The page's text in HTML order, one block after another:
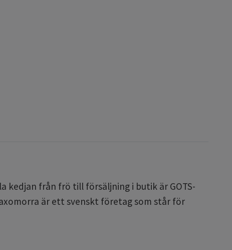
kedjan från frö till försäljning i butik är GOTS-
är ett svenskt företag som står för